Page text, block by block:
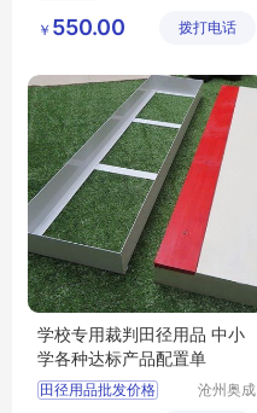
塑木健身路径
室外运动器材
有限公司
￥ 550.00 拨打电话
学校专用裁判田径用品 中小
学各种达标产品配置单
田径用品批发价格
沧州奥成